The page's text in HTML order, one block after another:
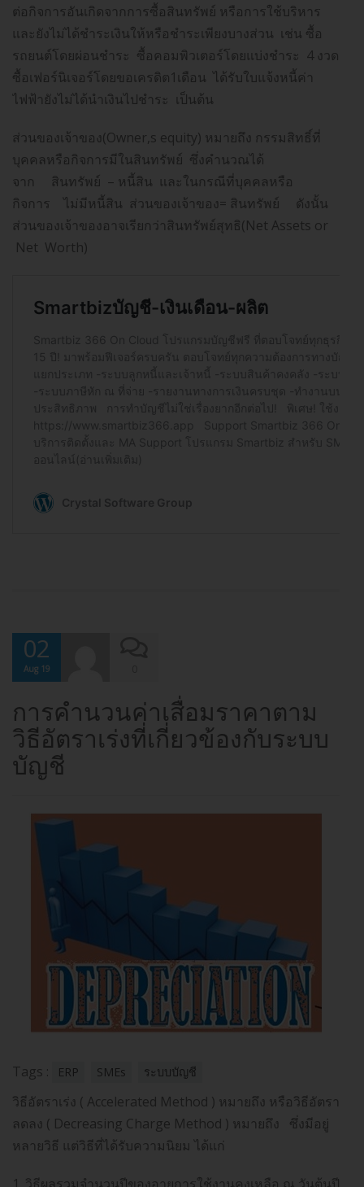
ต่อกิจการอันเกิดจากการซื้อสินทรัพย์ หรือการใช้บริหาร
และยังไม่ได้ชำระเงินให้หรือชำระเพียงบางส่วน เช่น ซื้อ
รถยนต์โดยผ่อนชำระ ซื้อคอมพิวเตอร์โดยแบ่งชำระ 4 งวด
ซื้อเฟอร์นิเจอร์โดยขอเครดิต1เดือน ได้รับใบแจ้งหนี้ค่า
ไฟฟ้ายังไม่ได้นำเงินไปชำระ เป็นต้น
ส่วนของเจ้าของ(Owner,s equity) หมายถึง กรรมสิทธิ์ที่
บุคคลหรือกิจการมีในสินทรัพย์ ซึ่งคำนวณได้
จาก สินทรัพย์ – หนี้สิน และในกรณีที่บุคคลหรือ
กิจการ ไม่มีหนี้สิน ส่วนของเจ้าของ= สินทรัพย์ ดังนั้น
ส่วนของเจ้าของอาจเรียกว่าสินทรัพย์สุทธิ(Net Assets or
Net Worth)
02
Aug 19
การคำนวนค่าเสื่อมราคาตาม
วิธีอัตราเร่งที่เกี่ยวข้องกับระบบ
บัญชี
Tags : ERP SMEs ระบบบัญชี
วิธีอัตราเร่ง ( Accelerated Method ) หมายถึง หรือวิธีอัตรา
ลดลง ( Decreasing Charge Method ) หมายถึง
ซึ่งมีอยู่
หลายวิธี แต่วิธีที่ได้รับความนิยม ได้แก่